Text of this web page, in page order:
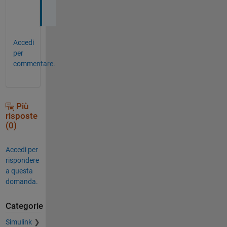
Accedi
per
commentare.
Più
risposte
(0)
Accedi per
rispondere
a questa
domanda.
Categorie
Simulink